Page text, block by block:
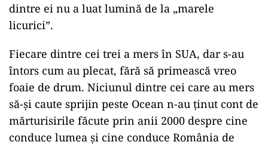
dintre ei nu a luat lumină de la „marele
licurici”.
Fiecare dintre cei trei a mers în SUA, dar s-au
întors cum au plecat, fără să primească vreo
foaie de drum. Niciunul dintre cei care au mers
să-și caute sprijin peste Ocean n-au ținut cont de
mărturisirile făcute prin anii 2000 despre cine
conduce lumea şi cine conduce România de